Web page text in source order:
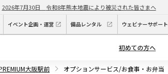
2026年7月30日 令和8年熊本地震により被災された皆さまへ
イベント企画・運営 備品レンタル ウェビナーサポート
初めての方へ
大阪駅前 オプションサービス/お食事・お弁当